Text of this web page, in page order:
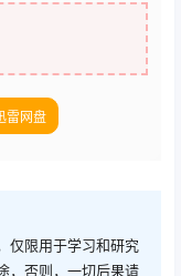
雷网盘
仅限用于学习和研究
，否则，一切后果请